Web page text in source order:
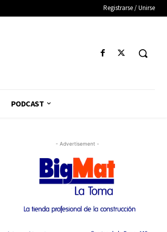
Registrarse / Unirse
PODCAST
- Advertisement -